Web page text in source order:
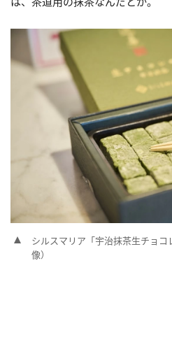
シルスマリア「宇治抹茶生チョ
像）